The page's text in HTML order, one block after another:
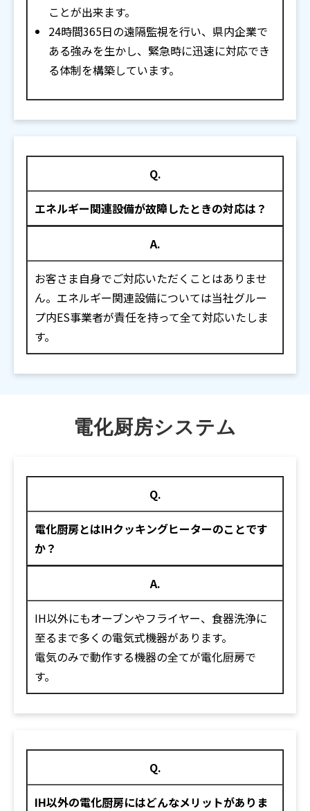
ことが出来ます。
24時間365日の遠隔監視を行い、県内企業で
ある強みを生かし、緊急時に迅速に対応でき
る体制を構築しています。
Q.
エネルギー関連設備が故障したときの対応は？
A.
お客さま自身でご対応いただくことはありませ
ん。エネルギー関連設備については当社グルー
プ内ES事業者が責任を持って全て対応いたしま
す。
電化厨房システム
Q.
電化厨房とはIHクッキングヒーターのことです
か？
A.
IH以外にもオーブンやフライヤー、食器洗浄に
至るまで多くの電気式機器があります。
電気のみで動作する機器の全てが電化厨房で
す。
Q.
IH以外の電化厨房にはどんなメリットがありま